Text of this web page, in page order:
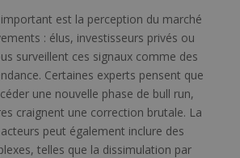
est la perception du marché
: élus, investisseurs privés ou
surveillent ces signaux comme des
Certaines experts pensent que
une nouvelle phase de bull run,
craignent une correction brutale. La
peut également inclure des
telles que la dissimulation par